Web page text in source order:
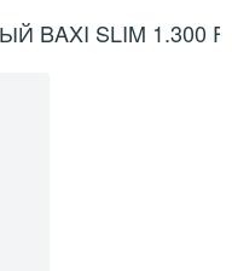
SLIM 1.300